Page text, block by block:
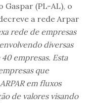
Gaspar (PL-AL), o
a rede Arpar
rede de empresas
diversas
empresas. Esta
que
em fluxos
de valores visando